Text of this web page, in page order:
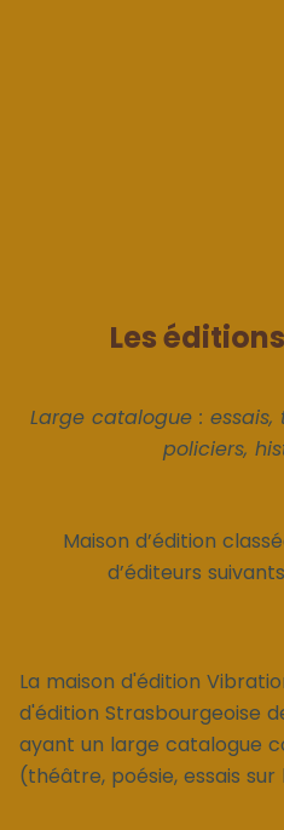
Les
Large catalogue :
policiers,
Maison d’édition
d’éditeurs
La maison d'édition
d'édition Strasbourgeoise
ayant un large catalogue
(théâtre, poésie, essais sur